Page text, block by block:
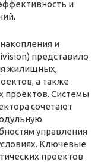
и
и
представило
жилищных,
а также
проектов. Системы
сочетают
управления
Ключевые
проектов